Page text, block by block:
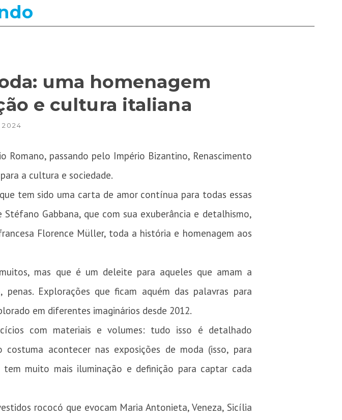
uma homenagem
e cultura italiana
passando pelo Império Bizantino, Renascimento
a cultura e sociedade.
tem sido uma carta de amor contínua para todas essas
Gabbana, que com sua exuberância e detalhismo,
Florence Müller, toda a história e homenagem aos
mas que é um deleite para aqueles que amam a
Explorações que ficam aquém das palavras para
em diferentes imaginários desde 2012.
com materiais e volumes: tudo isso é detalhado
acontecer nas exposições de moda (isso, para
muito mais iluminação e definição para captar cada
rococó que evocam Maria Antonieta, Veneza, Sicília